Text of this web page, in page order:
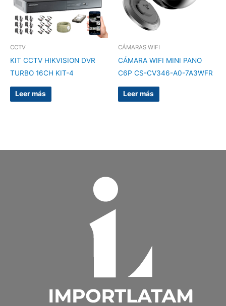
CCTV
KIT CCTV HIKVISION DVR
TURBO 16CH KIT-4
Leer más
CÁMARAS WIFI
CÁMARA WIFI MINI PANO
C6P CS-CV346-A0-7A3WFR
Leer más